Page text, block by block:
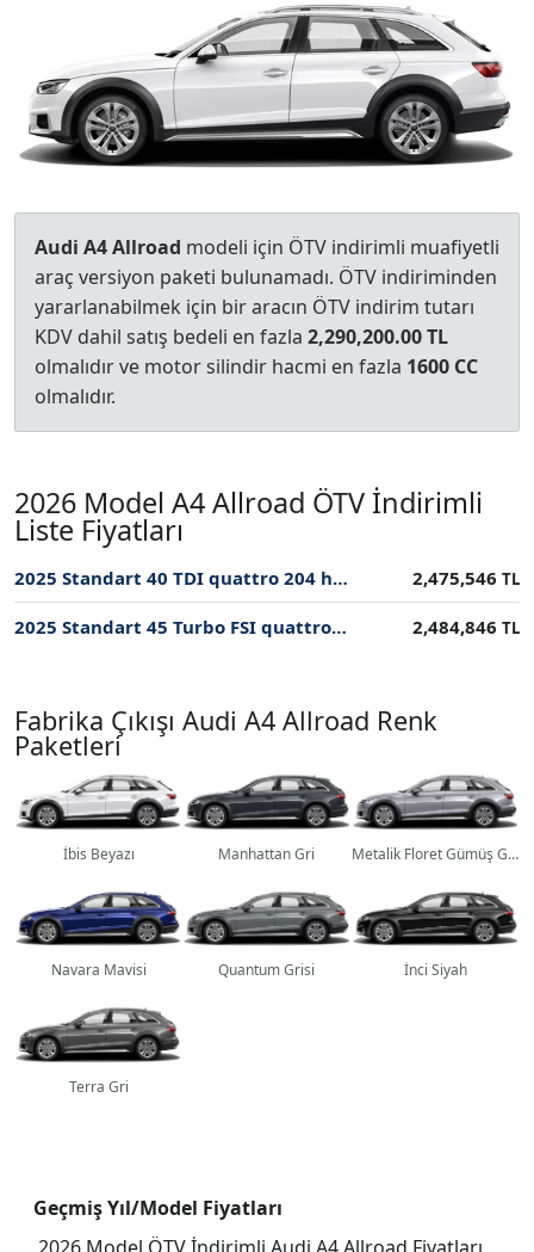
Audi A4 Allroad modeli için ÖTV indirimli muafiyetli
araç versiyon paketi bulunamadı. ÖTV indiriminden
yararlanabilmek için bir aracın ÖTV indirim tutarı
KDV dahil satış bedeli en fazla 2,290,200.00 TL
olmalıdır ve motor silindir hacmi en fazla 1600 CC
olmalıdır.
2026 Model A4 Allroad ÖTV İndirimli
Liste Fiyatları
2025 Standart 40 TDI quattro 204 hp S tronic PI ÖTV İndirimli Fiyatı 2,475,546 TL
2025 Standart 45 Turbo FSI quattro 265 hp S tronic PI ÖTV İndirimli Fiyatı 2,484,846 TL
Fabrika Çıkışı Audi A4 Allroad Renk
Paketleri
İbis Beyazı Manhattan Gri Metalik Floret Gümüş Grisi
Navara Mavisi Quantum Grisi İnci Siyah
Terra Gri
Geçmiş Yıl/Model Fiyatları